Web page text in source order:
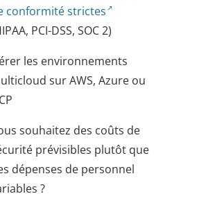
conformité strictes
PCI-DSS, SOC 2)
les environnements
sur AWS, Azure ou
souhaitez des coûts de
prévisibles plutôt que
dépenses de personnel
?